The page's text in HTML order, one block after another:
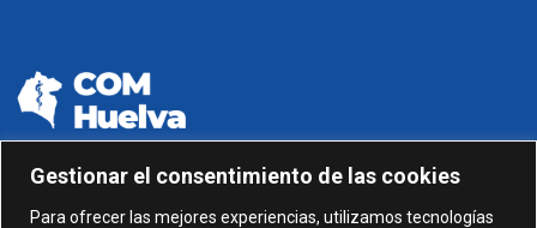
Gestionar el consentimiento de las cookies
Para ofrecer las mejores experiencias, utilizamos tecnologías